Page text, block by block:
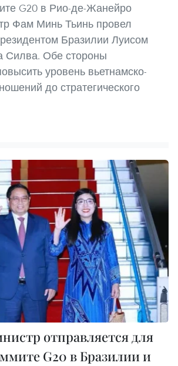
G20 в Рио-де-Жанейро
Фам Минь Тьинь провел
Бразилии Луисом
Силва. Обе стороны
уровень вьетнамско-
до стратегического
отправляется для
G20 в Бразилии и